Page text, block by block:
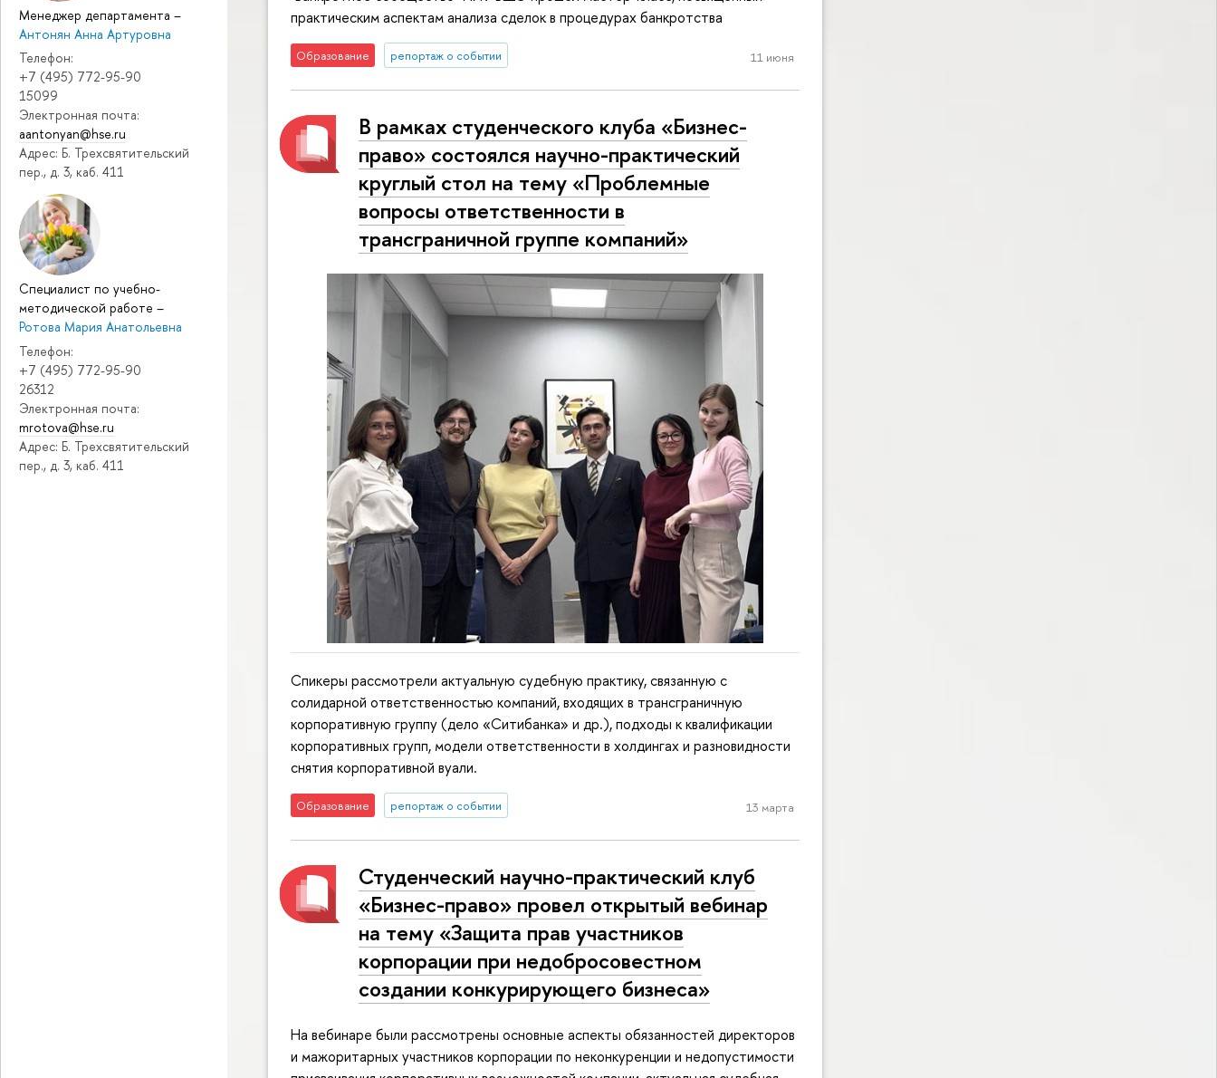
Менеджер департамента –
Антонян Анна Артуровна
Телефон:
+7 (495) 772-95-90
15099
Электронная почта:
aantonyan@hse.ru
Адрес: Б. Трехсвятительский
пер., д. 3, каб. 411
Специалист по учебно-
методической работе –
Ротова Мария Анатольевна
Телефон:
+7 (495) 772-95-90
26312
Электронная почта:
mrotova@hse.ru
Адрес: Б. Трехсвятительский
пер., д. 3, каб. 411
практическим аспектам анализа сделок в процедурах банкротства
Образование репортаж о событии 11 июня
В рамках студенческого клуба «Бизнес-
право» состоялся научно-практический
круглый стол на тему «Проблемные
вопросы ответственности в
трансграничной группе компаний»
Спикеры рассмотрели актуальную судебную практику, связанную с
солидарной ответственностью компаний, входящих в трансграничную
корпоративную группу (дело «Ситибанка» и др.), подходы к квалификации
корпоративных групп, модели ответственности в холдингах и разновидности
снятия корпоративной вуали.
Образование репортаж о событии 13 марта
Студенческий научно-практический клуб
«Бизнес-право» провел открытый вебинар
на тему «Защита прав участников
корпорации при недобросовестном
создании конкурирующего бизнеса»
На вебинаре были рассмотрены основные аспекты обязанностей директоров
и мажоритарных участников корпорации по неконкуренции и недопустимости